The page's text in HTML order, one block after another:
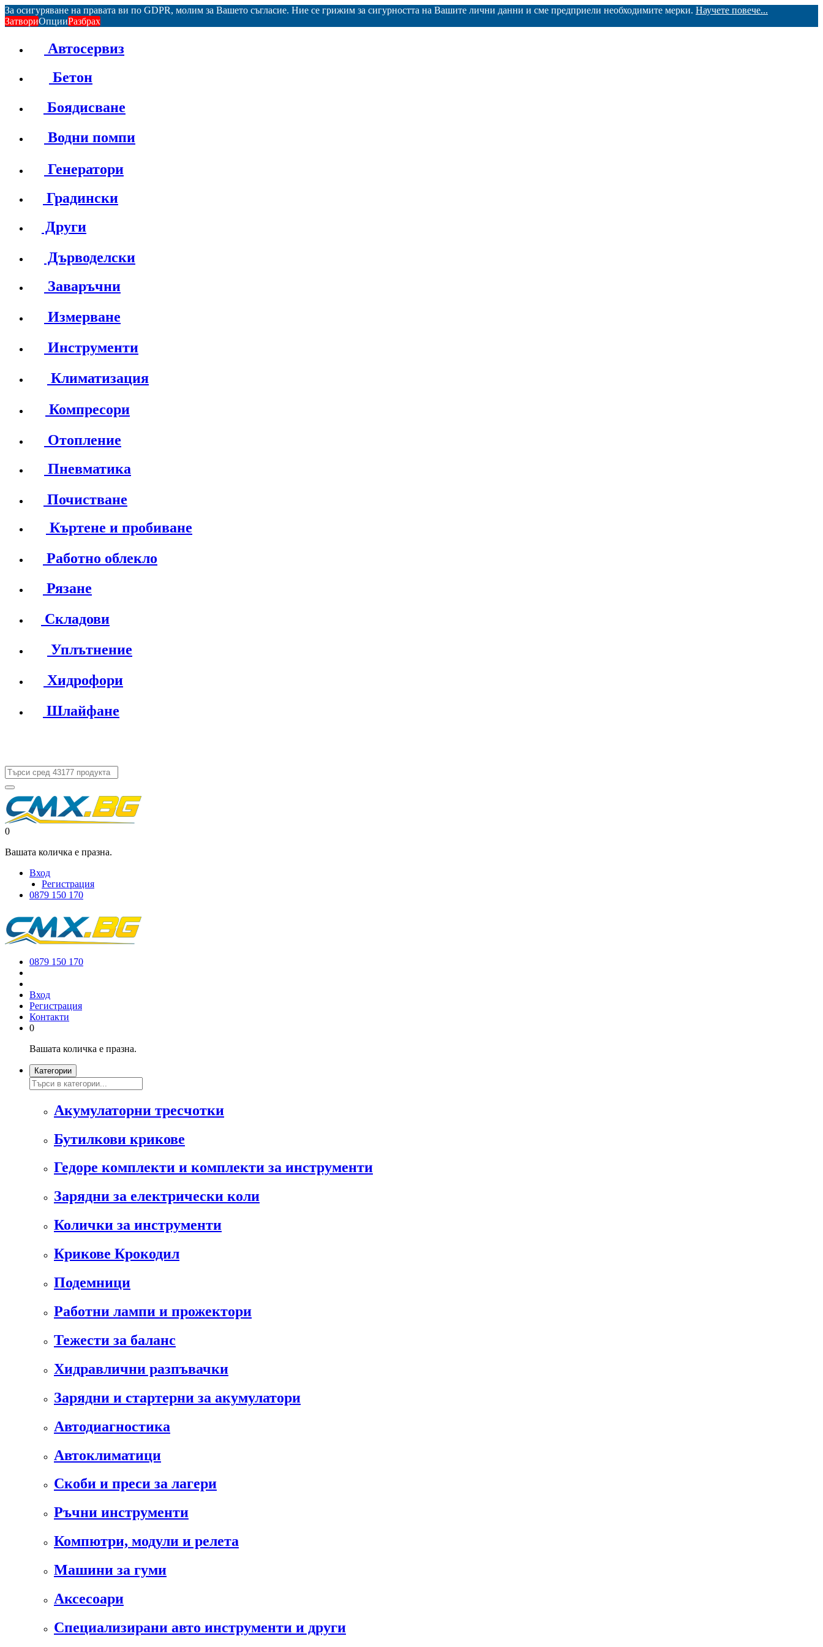
За осигуряване на правата ви по GDPR, молим за Вашето съгласие. Ние се грижим за сигурността на Вашите лични данни и сме предприели необходимите мерки. Научете повече...
ЗатвориОпцииРазбрах
Автосервиз
Бетон
Боядисване
Водни помпи
Генератори
Градински
Други
Дърводелски
Заваръчни
Измерване
Инструменти
Климатизация
Компресори
Отопление
Пневматика
Почистване
Къртене и пробиване
Работно облекло
Рязане
Складови
Уплътнение
Хидрофори
Шлайфане
0
Вашата количка е празна.
Вход
Регистрация
0879 150 170
0879 150 170
Вход
Регистрация
Контакти
0
Вашата количка е празна.
Категории
Акумулаторни тресчотки
Бутилкови крикове
Гедоре комплекти и комплекти за инструменти
Зарядни за електрически коли
Колички за инструменти
Крикове Крокодил
Подемници
Работни лампи и прожектори
Тежести за баланс
Хидравлични разпъвачки
Зарядни и стартерни за акумулатори
Автодиагностика
Автоклиматици
Скоби и преси за лагери
Ръчни инструменти
Компютри, модули и релета
Машини за гуми
Аксесоари
Специализирани авто инструменти и други